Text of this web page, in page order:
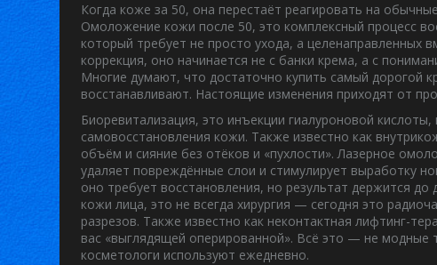
Когда коже за 50, она перестаёт реагировать на
Омоложение кожи после 50,это комплексный процесс
который требует не просто ухода, а целенаправленных
коррекция, оно начинается не с банки крема, а с
Многие думают, что достаточно купить самый
восстанавливают. Настоящие изменения приходят от
Биоревитализация,это инъекции гиалуроновой
самовосстановления кожи. Также известно как
объём и сияние без отёков и «пухлости». Лазерное
удаляет повреждённые слои и стимулирует выработку
оно требует восстановления, но результат держится
кожи лица,это не всегда хирургия — сегодня это
разрезов. Также известно как неконтактная лифтинг-
вас «выглядящей оперированной». Всё это — не модные
косметологи используют ежедневно.